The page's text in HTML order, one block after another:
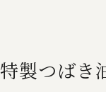
特製つばき